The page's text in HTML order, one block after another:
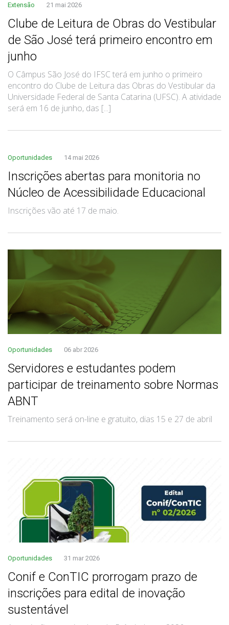
Extensão 21 mai 2026
Clube de Leitura de Obras do Vestibular
de São José terá primeiro encontro em
junho
O Câmpus São José do IFSC terá em junho o primeiro
encontro do Clube de Leitura das Obras do Vestibular da
Universidade Federal de Santa Catarina (UFSC). A atividade
será em 16 de junho, das [...]
Oportunidades 14 mai 2026
Inscrições abertas para monitoria no
Núcleo de Acessibilidade Educacional
Inscrições vão até 17 de maio.
Oportunidades 06 abr 2026
Servidores e estudantes podem
participar de treinamento sobre Normas
ABNT
Treinamento será on-line e gratuito, dias 15 e 27 de abril
Oportunidades 31 mar 2026
Conif e ConTIC prorrogam prazo de
inscrições para edital de inovação
sustentável